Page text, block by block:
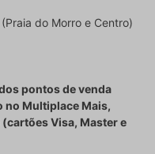
(Praia do Morro e Centro)
pontos de venda
no Multiplace Mais,
Visa, Master e